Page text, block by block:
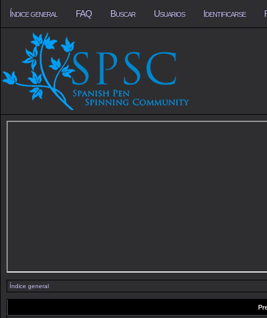
Índice general FAQ Buscar Usuarios Identificarse
Índice general